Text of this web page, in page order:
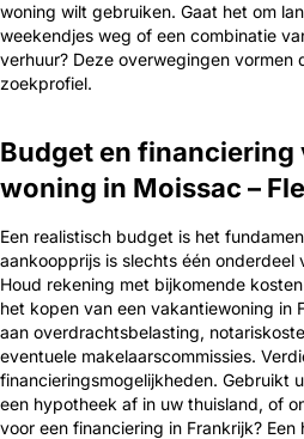
woning wilt gebruiken. Gaat het om
weekendjes weg of een combinatie
verhuur? Deze overwegingen vormen
zoekprofiel.
Budget en financiering
woning in Moissac –
Een realistisch budget is het
aankoopprijs is slechts één onderdeel
Houd rekening met bijkomende
het kopen van een vakantiewoning in
aan overdrachtsbelasting,
eventuele makelaarscommissies.
financieringsmogelijkheden. Gebruikt
een hypotheek af in uw thuisland, of
voor een financiering in Frankrijk? Een